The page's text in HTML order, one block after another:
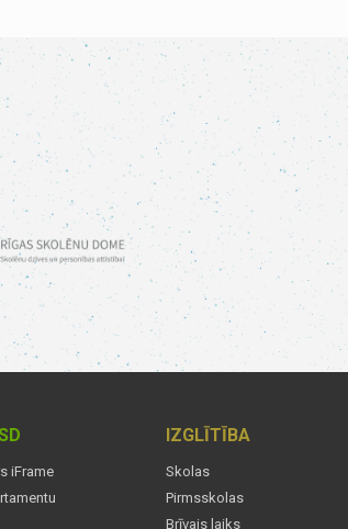
iFrame
IZGLĪTĪBA
Skolas
Pirmsskolas
Brīvais laiks